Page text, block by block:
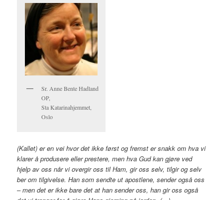
Sr. Anne Bente Hadland
OP,
Sta Katarinahjemmet,
Oslo
(Kallet) er en vei hvor det ikke først og fremst er snakk om hva vi
klarer å produsere eller prestere, men hva Gud kan gjøre ved
hjelp av oss når vi overgir oss til Ham, gir oss selv, tilgir og selv
ber om tilgivelse. Han som sendte ut apostlene, sender også oss
– men det er ikke bare det at han sender oss, han gir oss også